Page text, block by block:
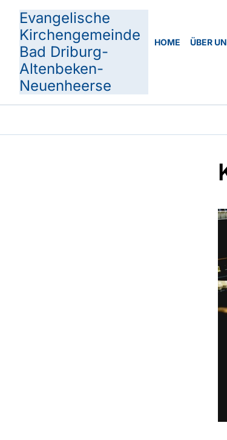
Evangelische
Kirchengemeinde
Bad Driburg-
Altenbeken-
Neuenheerse
HOME ÜBER